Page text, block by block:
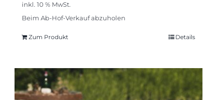
inkl. 10 % MwSt.
Beim Ab-Hof-Verkauf abzuholen
Zum Produkt Details